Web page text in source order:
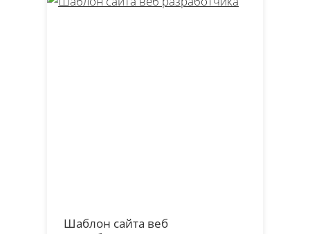
Шаблон сайта веб